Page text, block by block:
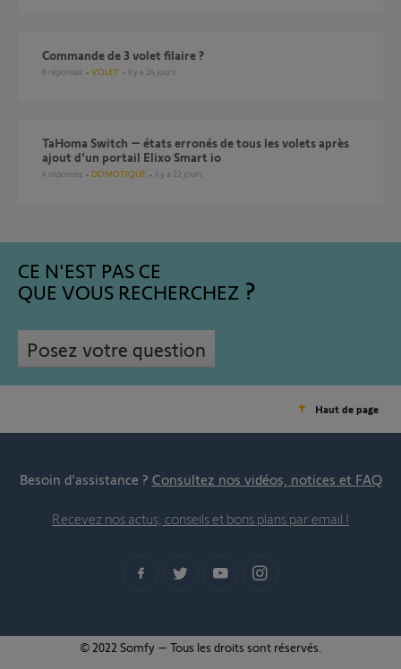
Commande de 3 volet filaire ?
8 réponses VOLET il y a 24 jours
TaHoma Switch – états erronés de tous les volets après
ajout d’un portail Elixo Smart io
4 réponses DOMOTIQUE il y a 22 jours
CE N'EST PAS CE
QUE VOUS RECHERCHEZ
Posez votre question
Haut de page
Besoin d’assistance ? Consultez nos vidéos, notices et FAQ
Recevez nos actus, conseils et bons plans par email !
© 2022 Somfy – Tous les droits sont réservés.